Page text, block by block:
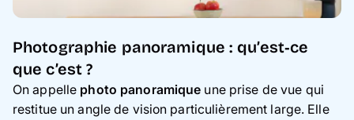
Photographie panoramique : qu’est‑ce
que c’est ?
On appelle photo panoramique une prise de vue qui
restitue un angle de vision particulièrement large. Elle